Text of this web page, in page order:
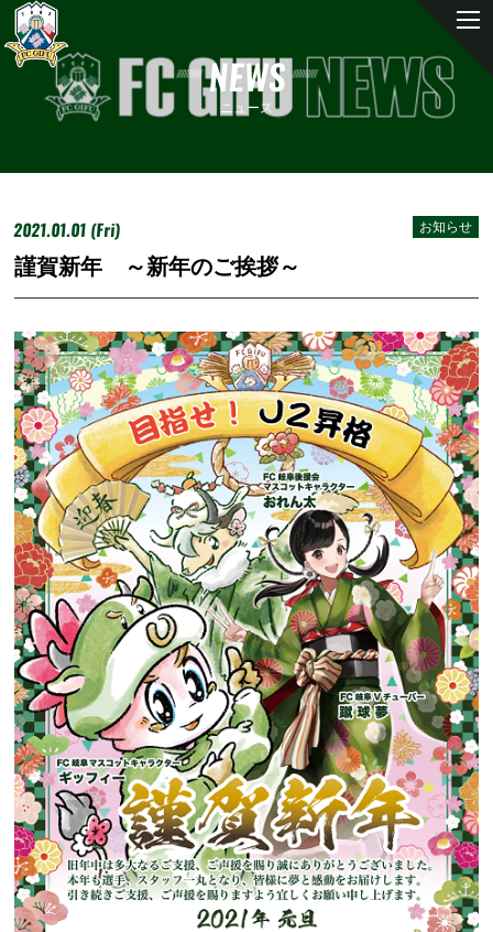
NEWS
ニュース
2021.01.01 (Fri) お知らせ
謹賀新年 ～新年のご挨拶～